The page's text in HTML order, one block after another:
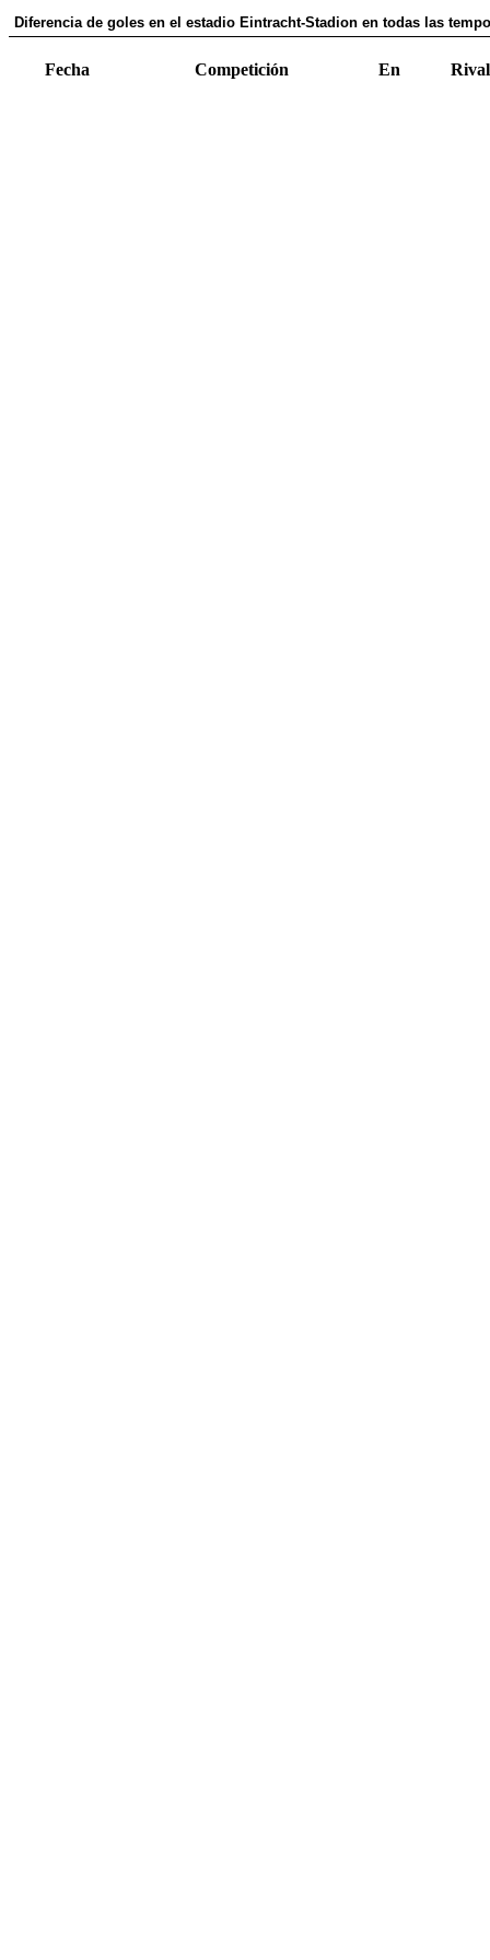
Diferencia de goles en el estadio Eintracht-Stadion en todas las
Fecha Competición En Rival